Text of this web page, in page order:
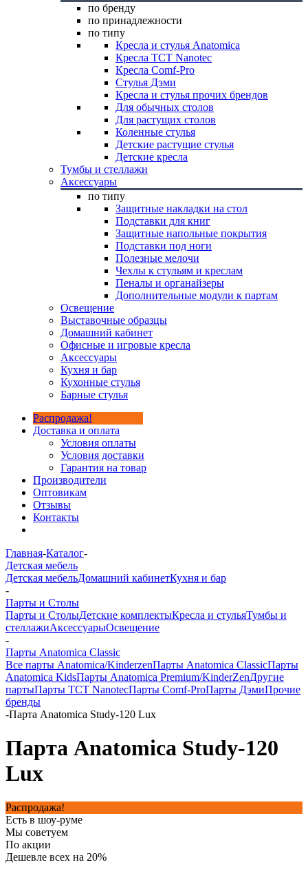
по бренду
по принадлежности
по типу
Кресла и стулья Anatomica
Кресла TCT Nanotec
Кресла Comf-Pro
Стулья Дэми
Кресла и стулья прочих брендов
Для обычных столов
Для растущих столов
Коленные стулья
Детские растущие стулья
Детские кресла
Тумбы и стеллажи
Аксессуары
по типу
Защитные накладки на стол
Подставки для книг
Защитные напольные покрытия
Подставки под ноги
Полезные мелочи
Чехлы к стульям и креслам
Пеналы и органайзеры
Дополнительные модули к партам
Освещение
Выставочные образцы
Домашний кабинет
Офисные и игровые кресла
Аксессуары
Кухня и бар
Кухонные стулья
Барные стулья
Распродажа!
Доставка и оплата
Условия оплаты
Условия доставки
Гарантия на товар
Производители
Оптовикам
Отзывы
Контакты
Главная-Каталог-
Детская мебель
Детская мебельДомашний кабинетКухня и бар
-
Парты и Столы
Парты и СтолыДетские комплектыКресла и стульяТумбы и
стеллажиАксессуарыОсвещение
-
Парты Anatomica Classic
Все парты Anatomica/KinderzenПарты Anatomica ClassicПарты
Anatomica KidsПарты Anatomica Premium/KinderZenДругие
партыПарты TCT NanotecПарты Comf-ProПарты ДэмиПрочие
бренды
-Парта Anatomica Study-120 Lux
Парта Anatomica Study-120
Lux
Распродажа!
Есть в шоу-руме
Мы советуем
По акции
Дешевле всех на 20%